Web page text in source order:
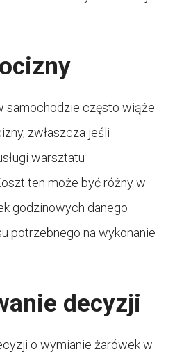
samochodzie często wiąże
zwłaszcza jeśli
warsztatu
ten może być różny w
godzinowych danego
potrzebnego na wykonanie
decyzji
o wymianie żarówek w